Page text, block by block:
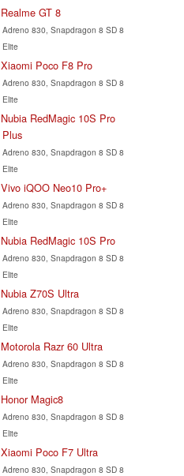
Realme GT 8
Adreno 830, Snapdragon 8 SD 8
Elite
Xiaomi Poco F8 Pro
Adreno 830, Snapdragon 8 SD 8
Elite
Nubia RedMagic 10S Pro
Plus
Adreno 830, Snapdragon 8 SD 8
Elite
Vivo iQOO Neo10 Pro+
Adreno 830, Snapdragon 8 SD 8
Elite
Nubia RedMagic 10S Pro
Adreno 830, Snapdragon 8 SD 8
Elite
Nubia Z70S Ultra
Adreno 830, Snapdragon 8 SD 8
Elite
Motorola Razr 60 Ultra
Adreno 830, Snapdragon 8 SD 8
Elite
Honor Magic8
Adreno 830, Snapdragon 8 SD 8
Elite
Xiaomi Poco F7 Ultra
Adreno 830, Snapdragon 8 SD 8